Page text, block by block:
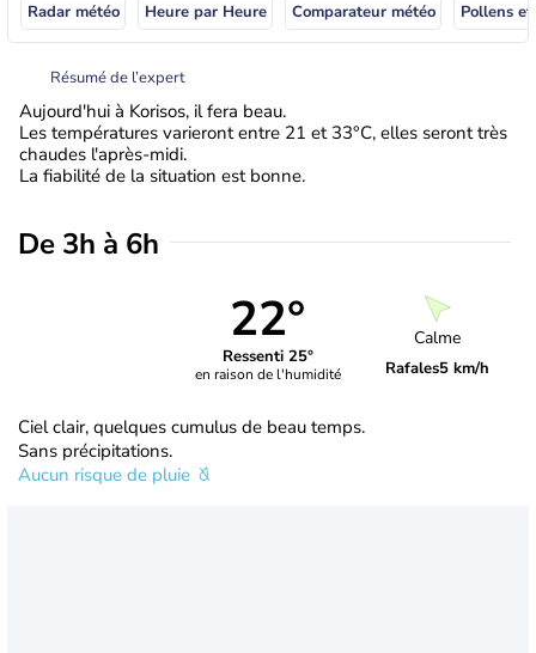
Radar météo Heure par Heure Comparateur météo Pollens
Résumé de l’expert
Aujourd'hui à Korisos, il fera beau.
Les températures varieront entre 21 et 33°C, elles seront très
chaudes l'après-midi.
La fiabilité de la situation est bonne.
De 3h à 6h
22°
Ressenti 25°
en raison de l'humidité
Calme
Rafales5 km/h
Ciel clair, quelques cumulus de beau temps.
Sans précipitations.
Aucun risque de pluie